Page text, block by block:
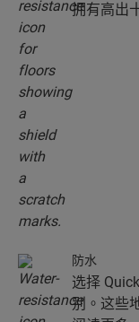
拥有高出
防水
选择
别。这些